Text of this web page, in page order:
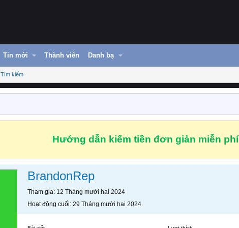
Tin mới Thành viên Danh bạ
Tìm kiếm
Hướng dẫn kiếm tiền đơn giản miễn phí
BrandonRep
Tham gia 12 Tháng mười hai 2024
Hoạt động cuối 29 Tháng mười hai 2024